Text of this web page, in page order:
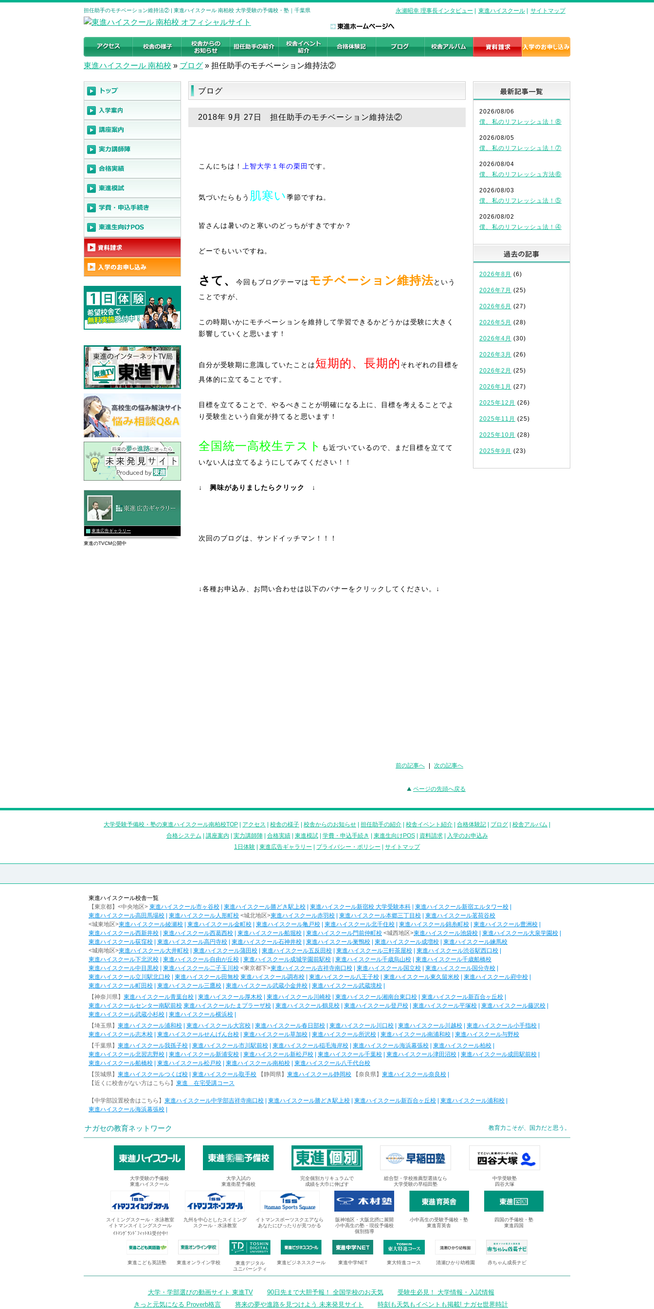
担任助手のモチベーション維持法② | 東進ハイスクール 南柏校 大学受験の予備校・塾｜千葉県 永瀬昭幸 理事長インタビュー 東進ハイスクール サイトマップ
東進ハイスクール 南柏校 » ブログ » 担任助手のモチベーション維持法②
ブログ
2018年 9月 27日 担任助手のモチベーション維持法②
こんにちは！ 上智大学１年の栗田 です。
気づいたらもう 肌寒い季節ですね。
皆さんは暑いのと寒いのどっちがすきですか？
どーでもいいですね。
さて、 今回もブログテーマはモチベーション維持法という
ことですが、
この時期いかにモチベーションを維持して学習できるかどうかは受験に大きく
影響していくと思います！
自分が受験期に意識していたことは短期的、長期的 それぞれの目標を
具体的に立てることです。
目標を立てることで、やるべきことが明確になる上に、目標を考えることでよ
り受験生という自覚が持てると思います！
全国統一高校生テスト も近づいているので、まだ目標を立てて
いない人は立てるようにしてみてください！！
↓ 興味がありましたらクリック ↓
次回のブログは、サンドイッチマン！！！
↓各種お申込み、お問い合わせは以下のバナーをクリックしてください。↓
前の記事へ 次の記事へ
ページの先頭へ戻る
2026/08/06
僕、私のリフレッシュ法！⑧
2026/08/05
僕、私のリフレッシュ法！⑦
2026/08/04
僕、私のリフレッシュ方法⑥
2026/08/03
僕、私のリフレッシュ法！⑤
2026/08/02
僕、私のリフレッシュ法！④
2026年8月 (6)
2026年7月 (25)
2026年6月 (27)
2026年5月 (28)
2026年4月 (30)
2026年3月 (26)
2026年2月 (25)
2026年1月 (27)
2025年12月 (26)
2025年11月 (25)
2025年10月 (28)
2025年9月 (23)
東進広告ギャラリー
東進のTVCM公開中
大学受験予備校・塾の東進ハイスクール南柏校TOP アクセス 校舎の様子 校舎からのお知らせ 担任助手の紹介 校舎イベント紹介 合格体験記 ブログ 校舎アルバム
合格システム
講座案内 実力講師陣| 合格実績| 東進模試| 学費・申込手続き 東進生向けPOS| 資料請求|
入学のお申込み
1日体験
東進広告ギャラリー プライバシー・ポリシー サイトマップ
東進ハイスクール校舎一覧
【東京都】<中央地区> 東進ハイスクール市ヶ谷校 東進ハイスクール勝どき駅上校 東進ハイスクール新宿校 大学受験本科 東進ハイスクール新宿エルタワー校
東進ハイスクール高田馬場校
東進ハイスクール人形町校 <城北地区>東進ハイスクール赤羽校 東進ハイスクール本郷三丁目校
東進ハイスクール茗荷谷校
<城東地区>東進ハイスクール綾瀬校 東進ハイスクール金町校 東進ハイスクール亀戸校 東進ハイスクール北千住校 東進ハイスクール錦糸町校 東進ハイスクール豊洲校
東進ハイスクール西新井校
東進ハイスクール西葛西校 東進ハイスクール船堀校 東進ハイスクール門前仲町校 <城西地区>東進ハイスクール池袋校 東進ハイスクール大泉学園校
東進ハイスクール荻窪校
東進ハイスクール高円寺校 東進ハイスクール石神井校 東進ハイスクール巣鴨校 東進ハイスクール成増校
東進ハイスクール練馬校
<城南地区>東進ハイスクール大井町校 東進ハイスクール蒲田校 東進ハイスクール五反田校 東進ハイスクール三軒茶屋校 東進ハイスクール渋谷駅西口校
東進ハイスクール下北沢校
東進ハイスクール自由が丘校 東進ハイスクール成城学園前駅校 東進ハイスクール千歳烏山校
東進ハイスクール千歳船橋校
東進ハイスクール中目黒校
東進ハイスクール二子玉川校 <東京都下>東進ハイスクール吉祥寺南口校 東進ハイスクール国立校 東進ハイスクール国分寺校
東進ハイスクール立川駅北口校
東進ハイスクール田無校 東進ハイスクール調布校 東進ハイスクール八王子校 東進ハイスクール東久留米校 東進ハイスクール府中校
東進ハイスクール町田校
東進ハイスクール三鷹校 東進ハイスクール武蔵小金井校 東進ハイスクール武蔵境校
【神奈川県】 東進ハイスクール青葉台校 東進ハイスクール厚木校 東進ハイスクール川崎校 東進ハイスクール湘南台東口校 東進ハイスクール新百合ヶ丘校
東進ハイスクールセンター南駅前校 東進ハイスクールたまプラーザ校 東進ハイスクール鶴見校 東進ハイスクール登戸校 東進ハイスクール平塚校 東進ハイスクール藤沢校
東進ハイスクール武蔵小杉校
東進ハイスクール横浜校
【埼玉県】 東進ハイスクール浦和校 東進ハイスクール大宮校 東進ハイスクール春日部校 東進ハイスクール川口校 東進ハイスクール川越校 東進ハイスクール小手指校
東進ハイスクール志木校
東進ハイスクールせんげん台校 東進ハイスクール草加校 東進ハイスクール所沢校 東進ハイスクール南浦和校
東進ハイスクール与野校
【千葉県】 東進ハイスクール我孫子校 東進ハイスクール市川駅前校 東進ハイスクール稲毛海岸校 東進ハイスクール海浜幕張校 東進ハイスクール柏校
東進ハイスクール北習志野校
東進ハイスクール新浦安校 東進ハイスクール新松戸校 東進ハイスクール千葉校 東進ハイスクール津田沼校 東進ハイスクール成田駅前校
東進ハイスクール船橋校
東進ハイスクール松戸校 東進ハイスクール南柏校
東進ハイスクール八千代台校
【茨城県】 東進ハイスクールつくば校 東進ハイスクール取手校 【静岡県】 東進ハイスクール静岡校 【奈良県】 東進ハイスクール奈良校
【近くに校舎がない方はこちら】 東進 在宅受講コース
【中学部設置校舎はこちら】 東進ハイスクール中学部吉祥寺南口校 東進ハイスクール勝どき駅上校 東進ハイスクール新百合ヶ丘校 東進ハイスクール浦和校
東進ハイスクール海浜幕張校
ナガセの教育ネットワーク 教育力こそが、国力だと思う。
大学受験の予備校
東進ハイスクール
大学入試の
東進衛星予備校
完全個別カリキュラムで
成績を大巾に伸ばす
総合型・学校推薦型選抜なら
大学受験の早稲田塾
中学受験塾
四谷大塚
スイミングスクール・水泳教室
イトマンスイミングスクール
ｲﾄﾏﾝｸﾞﾗﾝﾄﾞﾌｨｯﾄﾈｽ受付中!
九州を中心としたスイミング
スクール・水泳教室
イトマンスポーツスクエアなら
あなたにぴったりが見つかる
阪神地区・大阪北摂に展開
小中高生の塾・現役予備校
個別指導
小中高生の受験予備校・塾
東進育英舎
四国の予備校・塾
東進四国
東進こども英語塾 東進オンライン学校
東進デジタル
ユニバーシティ
東進ビジネススクール 東進中学NET 東大特進コース 清瀬ひかり幼稚園 赤ちゃん成長ナビ
大学・学部選びの動画サイト 東進TV 90日先まで大胆予報！ 全国学校のお天気
受験生必見！ 大学情報・入試情報
きっと元気になる Proverb格言
将来の夢や進路を見つけよう 未来発見サイト 時刻も天気もイベントも掲載! ナガセ世界時計